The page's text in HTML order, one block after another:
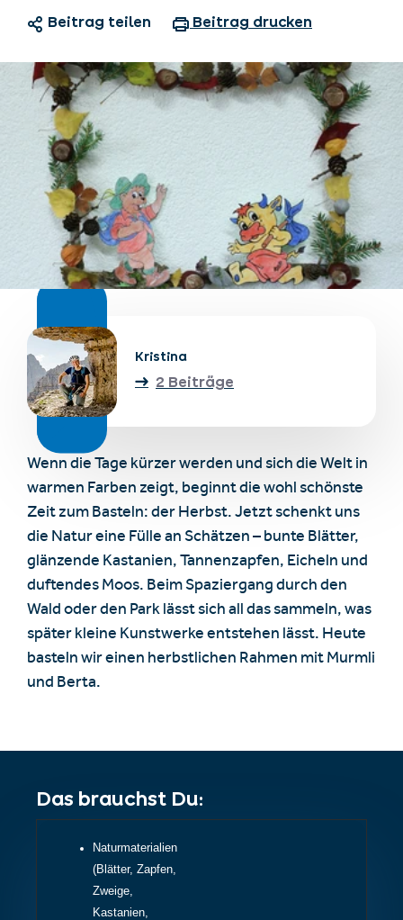
Unterkünfte finden
Ticket- &
Gutscheinshop
Deutsch
+43/5476/6239
info@serfaus-fiss-ladis.at
Wenn die Tage kürzer werden und sich die Welt in
warmen Farben zeigt, beginnt die wohl schönste
Zeit zum Basteln: der Herbst. Jetzt schenkt uns
die Natur eine Fülle an Schätzen – bunte Blätter,
glänzende Kastanien, Tannenzapfen, Eicheln und
duftendes Moos. Beim Spaziergang durch den
Wald oder den Park lässt sich all das sammeln, was
später kleine Kunstwerke entstehen lässt. Heute
basteln wir einen herbstlichen Rahmen mit Murmli
und Berta.
Kristina
2 Beiträge
Beitrag teilen Beitrag drucken
Das brauchst Du:
Naturmaterialien
(Blätter, Zapfen,
Zweige,
Kastanien,